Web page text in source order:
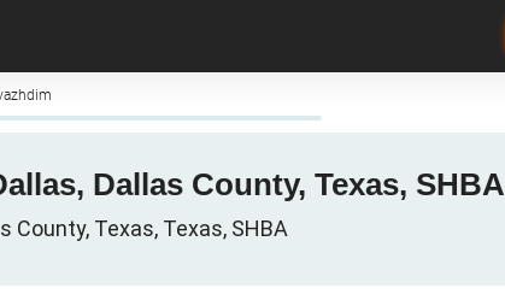
Dallas County, Texas, SHBA
County, Texas, Texas, SHBA